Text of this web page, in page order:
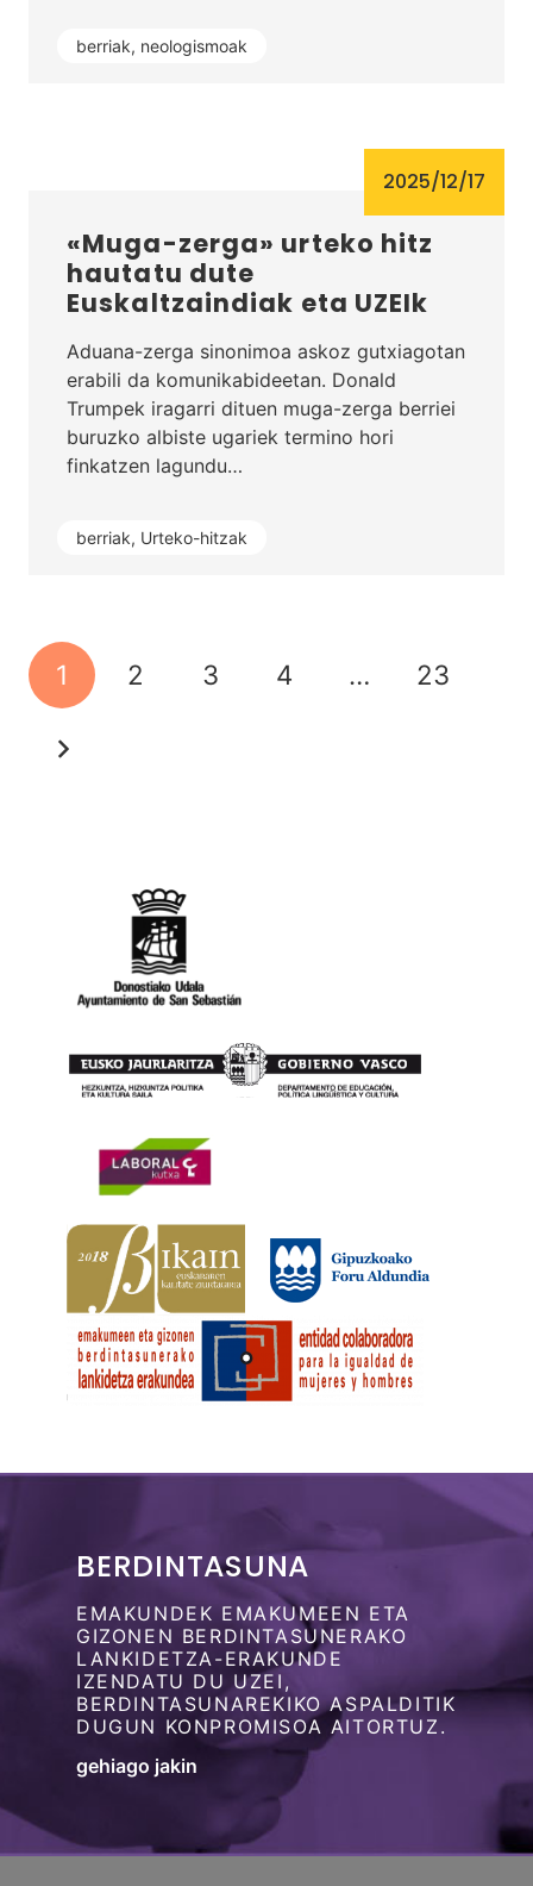
berriak, neologismoak
berriak, Urteko-hitzak
2025/12/17
«Muga-zerga» urteko hitz
hautatu dute
Euskaltzaindiak eta UZEIk
Aduana-zerga sinonimoa askoz gutxiagotan
erabili da komunikabideetan. Donald
Trumpek iragarri dituen muga-zerga berriei
buruzko albiste ugariek termino hori
finkatzen lagundu…
1 2 3 4 … 23
BERDINTASUNA
EMAKUNDEK EMAKUMEEN ETA
GIZONEN BERDINTASUNERAKO
LANKIDETZA-ERAKUNDE
IZENDATU DU UZEI,
BERDINTASUNAREKIKO ASPALDITIK
DUGUN KONPROMISOA AITORTUZ.
gehiago jakin